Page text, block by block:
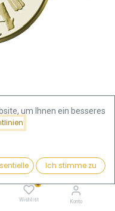
Kaufen
0
Wishlist Konto
Goldmünze 2017 (F)
Pirol 1/8
um Ihnen ein besseres
Ich stimme zu